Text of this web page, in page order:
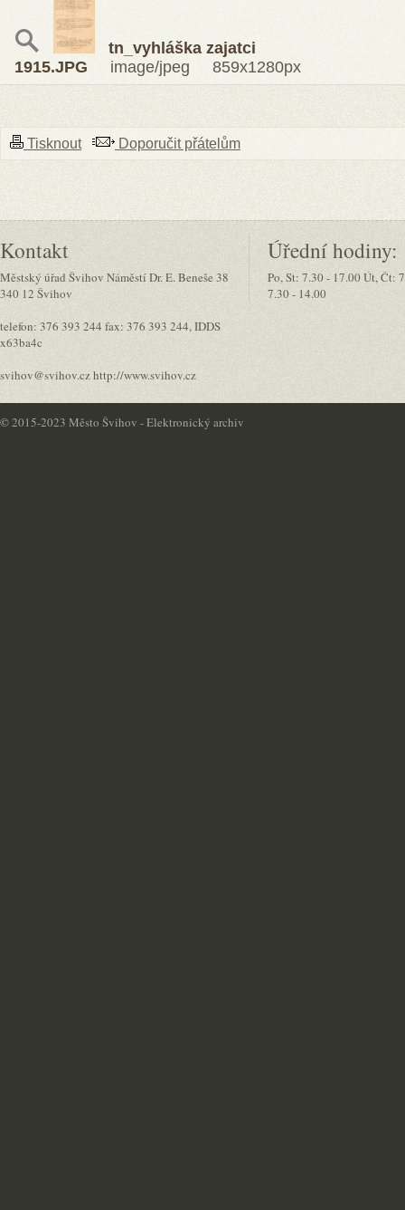
tn_vyhláška zajatci
1915.JPG image/jpeg 859x1280px
Tisknout Doporučit přátelům
Kontakt
Městský úřad Švihov Náměstí Dr. E. Beneše 38
340 12 Švihov
telefon: 376 393 244 fax: 376 393 244, IDDS
x63ba4c
svihov@svihov.cz http://www.svihov.cz
Úřední hodiny:
Po, St: 7.30 - 17.00 Út, Čt:
7.30 - 14.00
©2015-2023 Město Švihov - Elektronický archiv